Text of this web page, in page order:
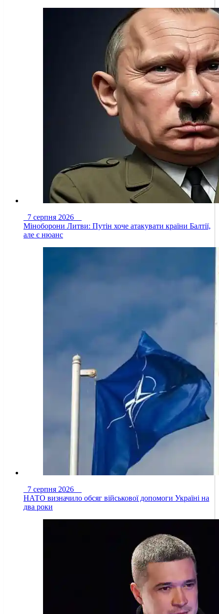
7 серпня 2026
Міноборони Литви: Путін хоче атакувати країни Балтії,
але є нюанс
7 серпня 2026
НАТО визначило обсяг військової допомоги Україні на
два роки